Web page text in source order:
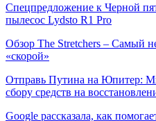
Спецпредложение к Черной
пылесос Lydsto R1 Pro
Обзор The Stretchers – Самый
«скорой»
Отправь Путина на Юпитер:
сбору средств на
Google рассказала, как